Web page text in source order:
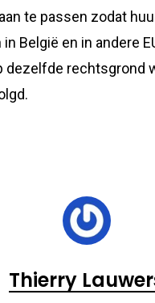
te passen zodat
België en in andere
dezelfde rechtsgrond
Thierry